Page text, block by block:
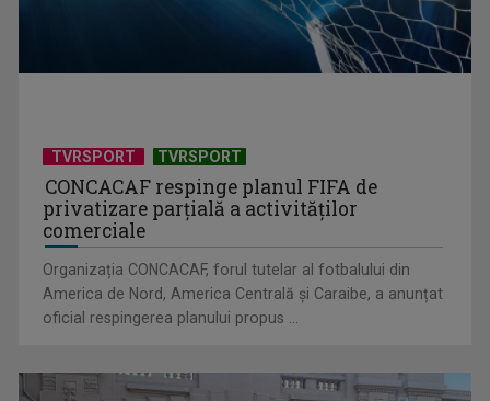
TVRSPORT TVRSPORT
CONCACAF respinge planul FIFA de
privatizare parțială a activităților
comerciale
Organizația CONCACAF, forul tutelar al fotbalului din
America de Nord, America Centrală și Caraibe, a anunțat